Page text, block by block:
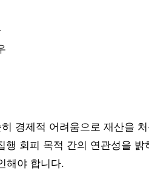
경제적 어려움으로 재산을
행 회피 목적 간의 연관성을 밝
해야 합니다.